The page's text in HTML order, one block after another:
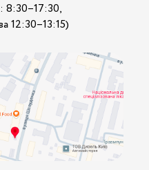
8:30–17:30,
12:30–13:15)